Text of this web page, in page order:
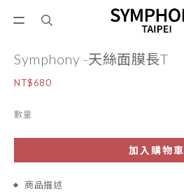
Symphony -天絲面膜長T
NT$680
數量
加入購物車
商品描述